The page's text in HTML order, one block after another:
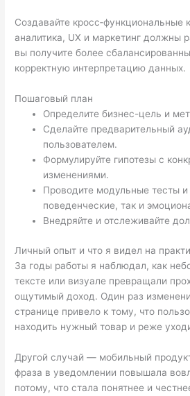
Создавайте кросс‑функциональные
аналитика, UX и маркетинг должны
вы получите более
корректную интерпретацию данных.
Пошаговый план
Определите бизнес-цель и
Сделайте предварительный
пользователем.
Формулируйте гипотезы с
изменениями.
Проводите модульные тесты и
поведенческие, так и
Внедряйте и отслеживайте
Личный опыт и что я видел на
За годы работы я наблюдал, как
тексте или визуале превращали
ощутимый доход. Один раз
странице привело к тому, что
находить нужный товар и реже
Другой случай — мобильный
фраза в уведомлении повышала
потому, что стала понятнее и